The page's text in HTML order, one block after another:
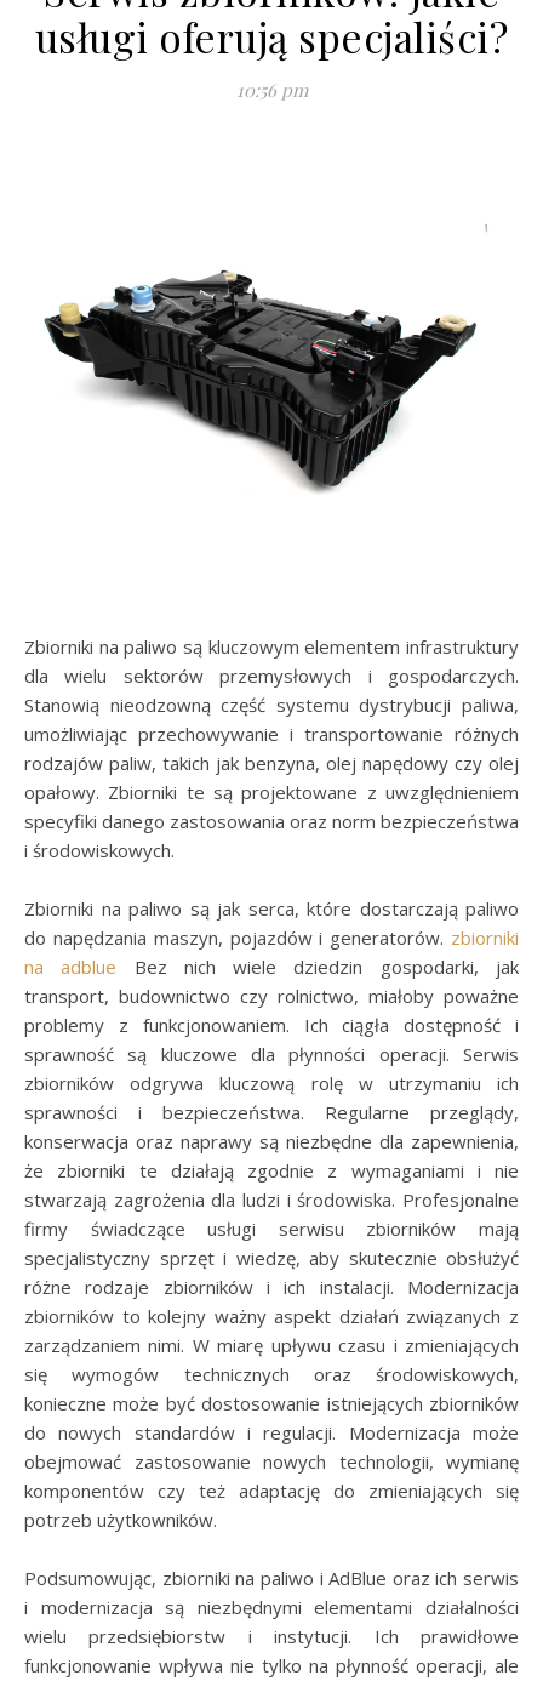
usługi oferują specjaliści?
10:56 pm
Zbiorniki na paliwo są kluczowym elementem infrastruktury
dla wielu sektorów przemysłowych i gospodarczych.
Stanowią nieodzowną część systemu dystrybucji paliwa,
umożliwiając przechowywanie i transportowanie różnych
rodzajów paliw, takich jak benzyna, olej napędowy czy olej
opałowy. Zbiorniki te są projektowane z uwzględnieniem
specyfiki danego zastosowania oraz norm bezpieczeństwa
i środowiskowych.
Zbiorniki na paliwo są jak serca, które dostarczają paliwo
do napędzania maszyn, pojazdów i generatorów. zbiorniki
na adblue Bez nich wiele dziedzin gospodarki, jak
transport, budownictwo czy rolnictwo, miałoby poważne
problemy z funkcjonowaniem. Ich ciągła dostępność i
sprawność są kluczowe dla płynności operacji. Serwis
zbiorników odgrywa kluczową rolę w utrzymaniu ich
sprawności i bezpieczeństwa. Regularne przeglądy,
konserwacja oraz naprawy są niezbędne dla zapewnienia,
że zbiorniki te działają zgodnie z wymaganiami i nie
stwarzają zagrożenia dla ludzi i środowiska. Profesjonalne
firmy świadczące usługi serwisu zbiorników mają
specjalistyczny sprzęt i wiedzę, aby skutecznie obsłużyć
różne rodzaje zbiorników i ich instalacji. Modernizacja
zbiorników to kolejny ważny aspekt działań związanych z
zarządzaniem nimi. W miarę upływu czasu i zmieniających
się wymogów technicznych oraz środowiskowych,
konieczne może być dostosowanie istniejących zbiorników
do nowych standardów i regulacji. Modernizacja może
obejmować zastosowanie nowych technologii, wymianę
komponentów czy też adaptację do zmieniających się
potrzeb użytkowników.
Podsumowując, zbiorniki na paliwo i AdBlue oraz ich serwis
i modernizacja są niezbędnymi elementami działalności
wielu przedsiębiorstw i instytucji. Ich prawidłowe
funkcjonowanie wpływa nie tylko na płynność operacji, ale